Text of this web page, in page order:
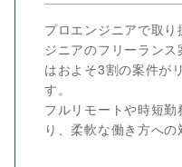
プロエンジニアで取
ジニアのフリーラン
はおよそ3割の案件が
す。
フルリモートや時短
り、柔軟な働き方への